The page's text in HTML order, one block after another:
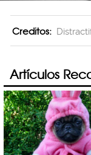
Creditos:
Artículos